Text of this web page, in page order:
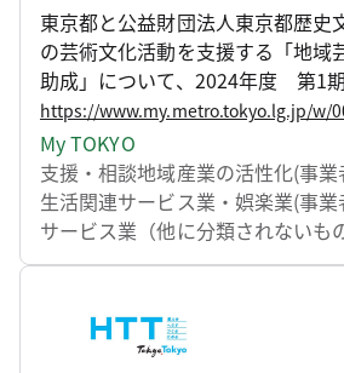
東京都と公益財団法人東京都歴史
の芸術文化活動を支援する「地域
助成」について、2024年度 第1
ました。
My TOKYO
支援・相談地域産業の活性化(事業
生活関連サービス業・娯楽業(事業
サービス業（他に分類されないも